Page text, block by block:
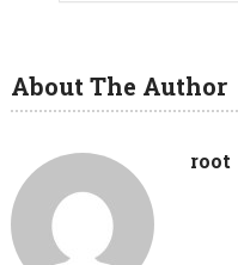
About The Author
root